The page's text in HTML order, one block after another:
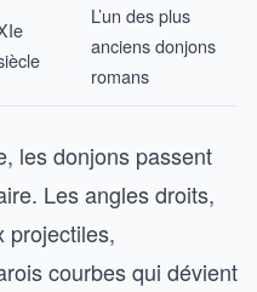
L’un des plus
anciens donjons
romans
les donjons passent
Les angles droits,
projectiles,
courbes qui dévient